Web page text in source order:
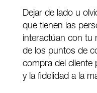
Dejar de lado u
que tienen las
interactúan con tu
de los puntos de
compra del cliente
y la fidelidad a la